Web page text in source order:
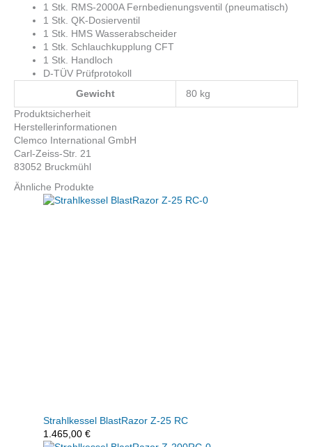
1 Stk. RMS-2000A Fernbedienungsventil (pneumatisch)
1 Stk. QK-Dosierventil
1 Stk. HMS Wasserabscheider
1 Stk. Schlauchkupplung CFT
1 Stk. Handloch
D-TÜV Prüfprotokoll
Gewicht
80 kg
Produktsicherheit
Herstellerinformationen
Clemco International GmbH
Carl-Zeiss-Str. 21
83052 Bruckmühl
Ähnliche Produkte
Strahlkessel BlastRazor Z-25 RC
1.465,00 €